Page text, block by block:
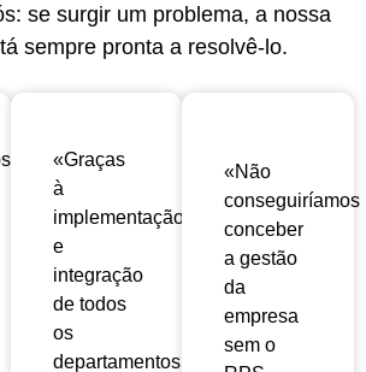
se surgir um problema, a nossa
sempre pronta a resolvê-lo.
«Graças
à
implementação
e
integração
de todos
os
departamentos
«Não
conseguiríamos
conceber
a gestão
da
empresa
sem o